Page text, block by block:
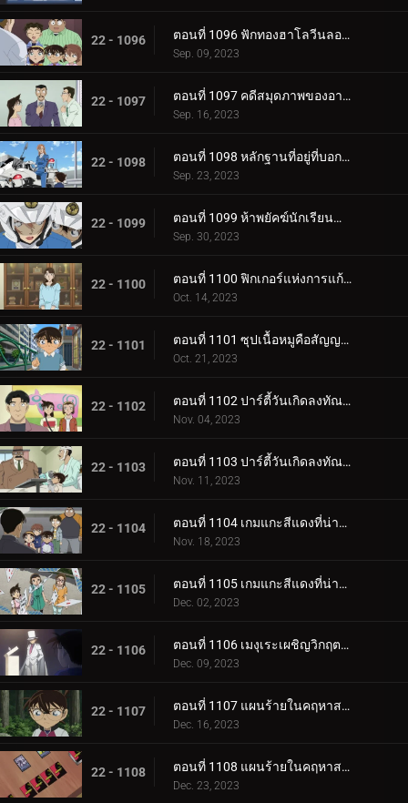
22 - 1096 ตอนที่ 1096 ฟักทองฮาโลวีนลอยฟ้า
Sep. 09, 2023
22 - 1097 ตอนที่ 1097 คดีสมุดภาพของอายูมิ ภาค 2
Sep. 16, 2023
22 - 1098 ตอนที่ 1098 หลักฐานที่อยู่ที่บอกไม่ได้
Sep. 23, 2023
22 - 1099 ตอนที่ 1099 ห้าพยัคฆ์นักเรียนตำรวจ Wild Police Story CASE.ฮางิวาระ เคนจิ
Sep. 30, 2023
22 - 1100 ตอนที่ 1100 ฟิกเกอร์แห่งการแก้แค้น
Oct. 14, 2023
22 - 1101 ตอนที่ 1101 ซุปเนื้อหมูคือสัญญาณเดิมพันชีวิต
Oct. 21, 2023
22 - 1102 ตอนที่ 1102 ปาร์ตี้วันเกิดลงทัณฑ์ (ภาคแรก)
Nov. 04, 2023
22 - 1103 ตอนที่ 1103 ปาร์ตี้วันเกิดลงทัณฑ์ (ภาคจบ)
Nov. 11, 2023
22 - 1104 ตอนที่ 1104 เกมแกะสีแดงที่น่าสะพรึงกลัว (ภาคแรก)
Nov. 18, 2023
22 - 1105 ตอนที่ 1105 เกมแกะสีแดงที่น่าสะพรึงกลัว (ภาคจบ)
Dec. 02, 2023
22 - 1106 ตอนที่ 1106 เมงุเระเผชิญวิกฤตชีวิตตำรวจ
Dec. 09, 2023
22 - 1107 ตอนที่ 1107 แผนร้ายในคฤหาสน์โมริคาวะ (ภาคแรก)
Dec. 16, 2023
22 - 1108 ตอนที่ 1108 แผนร้ายในคฤหาสน์โมริคาวะ (ภาคจบ)
Dec. 23, 2023